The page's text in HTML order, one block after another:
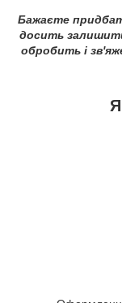
Бажаєте
досить
обробить і